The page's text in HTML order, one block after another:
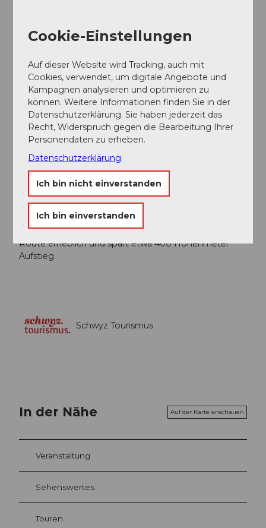
cas.ch/de/huetten-und-touren/sac-
alpinwandern/oberaxen-rophaien-lidernenhuette-
914/).
Autor:in
Xaver Büeler
Organisation
Unser Tipp
Die Luftseilbahn hinauf zur Buggialp erleichtert die
Route erheblich und spart etwa 400 Höhenmeter
Aufstieg.
Schwyz Tourismus
In der Nähe Auf der Karte anschauen
Veranstaltung
Sehenswertes
Touren
Cookie-Einstellungen
Auf dieser Website wird Tracking, auch mit
Cookies, verwendet, um digitale Angebote und
Kampagnen analysieren und optimieren zu
können. Weitere Informationen finden Sie in der
Datenschutzerklärung. Sie haben jederzeit das
Recht, Widerspruch gegen die Bearbeitung Ihrer
Personendaten zu erheben.
Datenschutzerklärung
Ich bin nicht einverstanden
Ich bin einverstanden